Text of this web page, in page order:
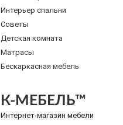
Интерьер спальни
Советы
Детская комната
Матрасы
Бескаркасная мебель
К-МЕБЕЛЬ™
Интернет-магазин мебели